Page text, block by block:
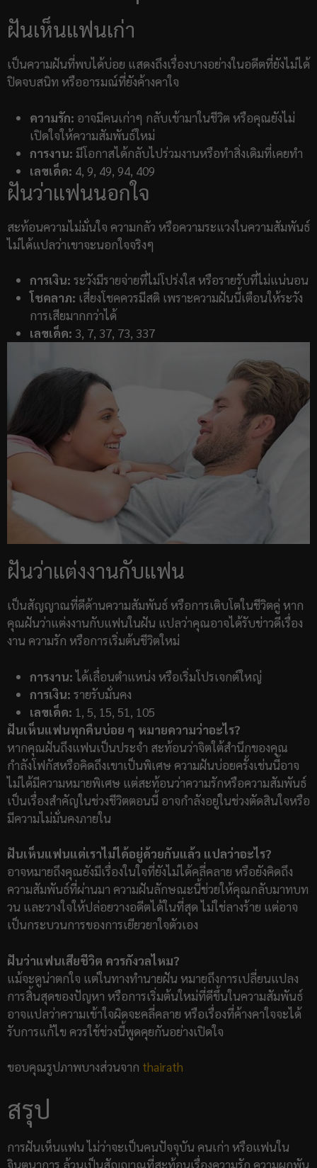
ฝันเห็นแฟนเก่า
เป็นความฝันที่พบได้บ่อย แสดงถึงเรื่องบางอย่างในอดีตที่ยังไม่ได้
ปิดจบสนิท หรืออารมณ์ที่ยังค้างคาใจ
ความรัก: อาจมีคนเก่าๆ กลับเข้ามาในชีวิต หรือคุณยังไม่
เปิดใจให้ความสัมพันธ์ใหม่
การงาน: มีโอกาสได้กลับไปร่วมงานหรือทำสิ่งเดิมที่เคยทำ
เลขเด็ด: 4, 9, 49, 94, 409
ฝันว่าแฟนนอกใจ
สะท้อนความไม่มั่นใจ ความกลัว หรือความระแวงในความสัมพันธ์
ไม่ได้แปลว่าเขาจะนอกใจจริงๆ
การเงิน: ระวังมีรายจ่ายที่ไม่โปร่งใส หรือรายรับที่ไม่แน่นอน
โชคลาภ: เสี่ยงโชคควรมีสติ เพราะความฝันนี้เตือนให้ระวัง
การเสียมากกว่าได้
เลขเด็ด: 3, 7, 37, 73, 337
ฝันว่าแต่งงานกับแฟน
เป็นสัญญาณที่ดีด้านความสัมพันธ์ หรือการเติบโตในชีวิตคู่ หาก
คุณฝันว่าแต่งงานกับแฟนในฝัน แปลว่าคุณอาจได้รับข่าวดีเรื่อง
งาน ความรัก หรือการเริ่มต้นชีวิตใหม่
การงาน:ได้เลื่อนตำแหน่ง หรือเริ่มโปรเจกต์ใหญ่
การเงิน: รายรับมั่นคง
เลขเด็ด: 1, 5, 15, 51, 105
ฝันเห็นแฟนทุกคืนบ่อย ๆ หมายความว่าอะไร?
หากคุณฝันถึงแฟนเป็นประจำ สะท้อนว่าจิตใต้สำนึกของคุณ
กำลังโฟกัสหรือคิดถึงเขาเป็นพิเศษ ความฝันบ่อยครั้งเช่นนี้อาจ
ไม่ได้มีความหมายพิเศษ แต่สะท้อนว่าความรักหรือความสัมพันธ์
เป็นเรื่องสำคัญในช่วงชีวิตตอนนี้ อาจกำลังอยู่ในช่วงตัดสินใจหรือ
มีความไม่มั่นคงภายใน
ฝันเห็นแฟนแต่เราไม่ได้อยู่ด้วยกันแล้ว แปลว่าอะไร?
อาจหมายถึงคุณยังมีเรื่องในใจที่ยังไม่ได้คลี่คลาย หรือยังคิดถึง
ความสัมพันธ์ที่ผ่านมา ความฝันลักษณะนี้ช่วยให้คุณกลับมาทบท
วน และวางใจให้ปล่อยวางอดีตได้ในที่สุด ไม่ใช่ลางร้าย แต่อาจ
เป็นกระบวนการของการเยียวยาใจตัวเอง
ฝันว่าแฟนเสียชีวิต ควรกังวลไหม?
แม้จะดูน่าตกใจ แต่ในทางทำนายฝัน หมายถึงการเปลี่ยนแปลง
การสิ้นสุดของปัญหา หรือการเริ่มต้นใหม่ที่ดีขึ้นในความสัมพันธ์
อาจแปลว่าความเข้าใจผิดจะคลี่คลาย หรือเรื่องที่ค้างคาใจจะได้
รับการแก้ไข ควรใช้ช่วงนี้พูดคุยกันอย่างเปิดใจ
ขอบคุณรูปภาพบางส่วนจาก thairath
สรุป
การฝันเห็นแฟน ไม่ว่าจะเป็นคนปัจจุบัน คนเก่า หรือแฟนใน
จินตนาการ ล้วนเป็นสัญญาณที่สะท้อนเรื่องความรัก ความผูกพัน